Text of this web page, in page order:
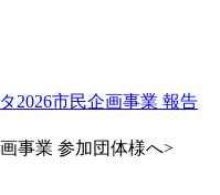
2026市民企画事業 報告
事業 参加団体様へ>